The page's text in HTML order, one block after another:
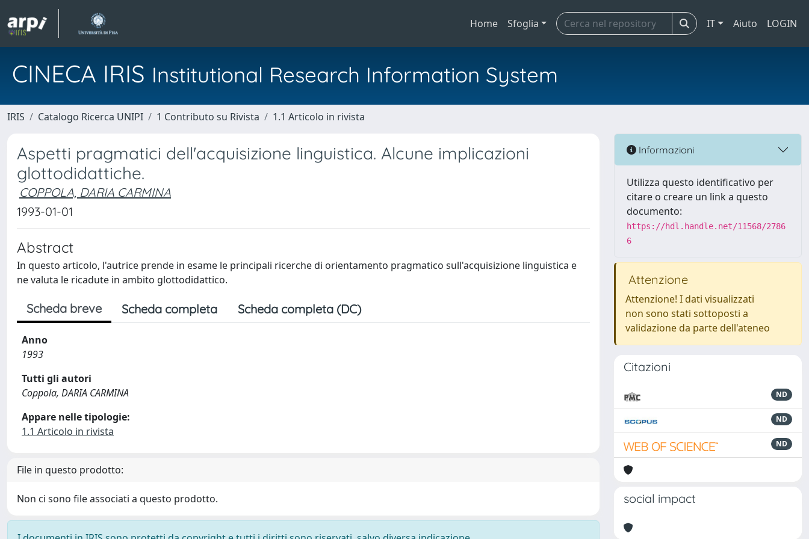
Home Sfoglia IT Aiuto LOGIN
CINECA IRIS Institutional Research Information System
IRIS Catalogo Ricerca UNIPI 1 Contributo su Rivista 1.1 Articolo in rivista
Aspetti pragmatici dell'acquisizione linguistica. Alcune implicazioni
glottodidattiche.
COPPOLA, DARIA CARMINA
1993-01-01
Abstract
In questo articolo, l'autrice prende in esame le principali ricerche di orientamento pragmatico sull'acquisizione linguistica e
ne valuta le ricadute in ambito glottodidattico.
Scheda breve Scheda completa Scheda completa (DC)
Anno
1993
Tutti gli autori
Coppola, DARIA CARMINA
Appare nelle tipologie:
1.1 Articolo in rivista
File in questo prodotto:
Non ci sono file associati a questo prodotto.
Informazioni
Utilizza questo identificativo per
citare o creare un link a questo
documento:
https://hdl.handle.net/11568/2786
6
Attenzione
Attenzione! I dati visualizzati
non sono stati sottoposti a
validazione da parte dell'ateneo
Citazioni
ND
ND
ND
social impact